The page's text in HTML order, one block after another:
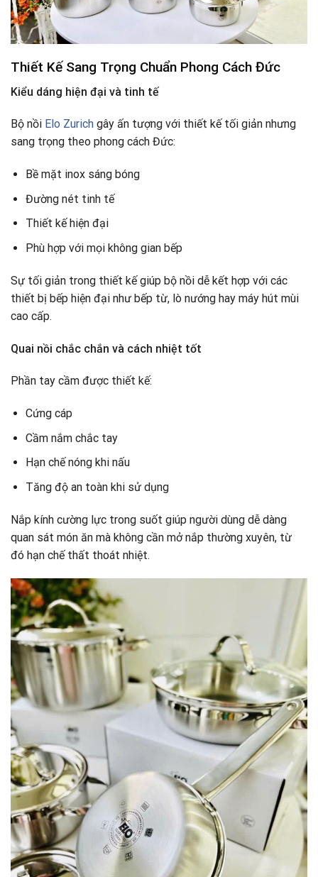
Thiết Kế Sang Trọng Chuẩn Phong Cách Đức
Kiểu dáng hiện đại và tinh tế
Bộ nồi Elo Zurich gây ấn tượng với thiết kế tối giản nhưng
sang trọng theo phong cách Đức:
Bề mặt inox sáng bóng
Đường nét tinh tế
Thiết kế hiện đại
Phù hợp với mọi không gian bếp
Sự tối giản trong thiết kế giúp bộ nồi dễ kết hợp với các
thiết bị bếp hiện đại như bếp từ, lò nướng hay máy hút mùi
cao cấp.
Quai nồi chắc chắn và cách nhiệt tốt
Phần tay cầm được thiết kế:
Cứng cáp
Cầm nắm chắc tay
Hạn chế nóng khi nấu
Tăng độ an toàn khi sử dụng
Nắp kính cường lực trong suốt giúp người dùng dễ dàng
quan sát món ăn mà không cần mở nắp thường xuyên, từ
đó hạn chế thất thoát nhiệt.